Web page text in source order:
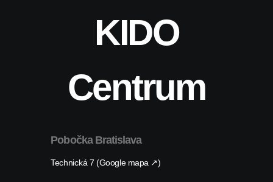
KIDO
Centrum
Pobočka Bratislava
Technická 7 (Google mapa ↗)